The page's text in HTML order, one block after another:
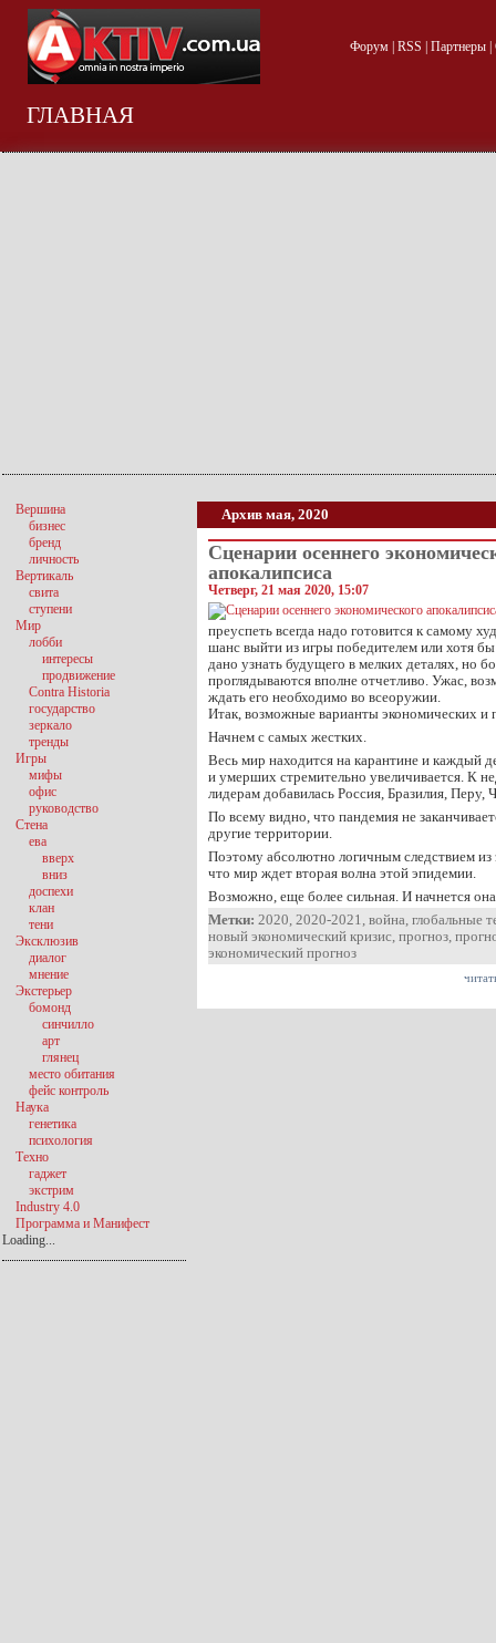
Форум| RSS Партнеры|
ГЛАВНАЯ
Архив мая, 2020
Сценарии осеннего
апокалипсиса
Четверг, 21 мая 2020, 15:07
преуспеть всегда надо готовится к самому
шанс выйти из игры победителем или хотя
дано узнать будущего в мелких деталях, но
проглядываются вполне отчетливо. Ужас,
ждать его необходимо во всеоружии.
Итак, возможные варианты экономических и
Начнем с самых жестких.
Весь мир находится на карантине и каждый
и умерших стремительно увеличивается. К
лидерам добавилась Россия, Бразилия,
По всему видно, что пандемия не
другие территории.
Поэтому абсолютно логичным следствием из
что мир ждет вторая волна этой эпидемии.
Возможно, еще более сильная. И начнется
Метки: 2020, 2020-2021, война, глобальные
новый экономический кризис, прогноз,
экономический прогноз
Вершина
бизнес
бренд
личность
Вертикаль
свита
ступени
Мир
лобби
интересы
продвижение
Contra Historia
государство
зеркало
тренды
Игры
мифы
офис
руководство
Стена
ева
вверх
вниз
доспехи
клан
тени
Эксклюзив
диалог
мнение
Экстерьер
бомонд
синчилло
арт
глянец
место обитания
фейс контроль
Наука
генетика
психология
Техно
гаджет
экстрим
Industry 4.0
Программа и Манифест
Loading...